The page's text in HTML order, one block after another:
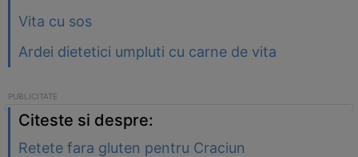
Vita cu sos
Ardei dietetici umpluti cu carne de vita
Citeste si despre:
Retete fara gluten pentru Craciun